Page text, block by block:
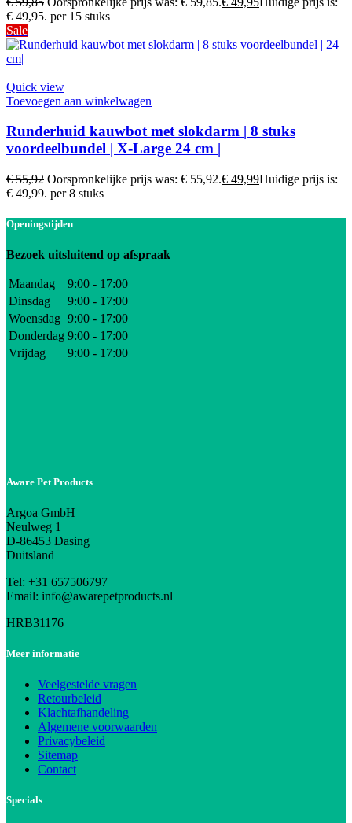
€ 49,95. per 15 stuks
Sale
Quick view
Toevoegen aan winkelwagen
Runderhuid kauwbot met slokdarm | 8 stuks
voordeelbundel | X-Large 24 cm |
€55,92 Oorspronkelijke prijs was: € 55,92.€ 49,99Huidige prijs is:
€ 49,99. per 8 stuks
Openingstijden
Bezoek uitsluitend op afspraak
Maandag
9:00 - 17:00
Dinsdag
9:00 - 17:00
Woensdag 9:00 - 17:00
Donderdag 9:00 - 17:00
Vrijdag
9:00 - 17:00
Aware Pet Products
Argoa GmbH
Neulweg 1
D-86453 Dasing
Duitsland
Tel: +31 657506797
Email: info@awarepetproducts.nl
HRB31176
Meer informatie
Veelgestelde vragen
Retourbeleid
Klachtafhandeling
Algemene voorwaarden
Privacybeleid
Sitemap
Contact
Specials